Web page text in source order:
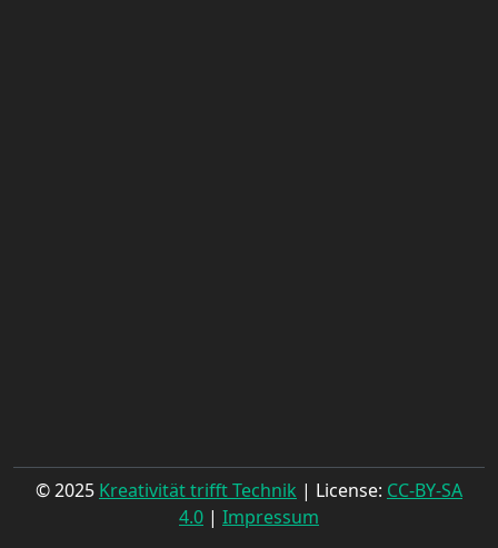
© 2025 Kreativität trifft Technik | License: CC-BY-SA
4.0 | Impressum